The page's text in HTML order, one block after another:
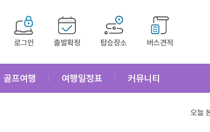
로그인 출발확정 탑승장소 버스견적
골프여행 여행일정표 커뮤니티
오늘